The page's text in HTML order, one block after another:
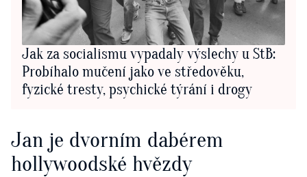
Jak za socialismu vypadaly výslechy u StB:
Probíhalo mučení jako ve středověku,
fyzické tresty, psychické týrání i drogy
Jan je dvorním dabérem
hollywoodské hvězdy